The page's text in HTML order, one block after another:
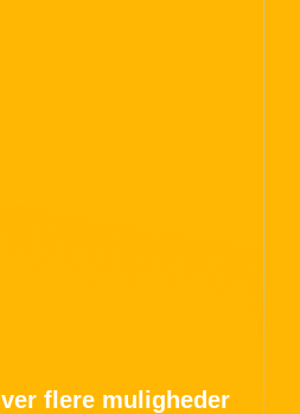
flere muligheder